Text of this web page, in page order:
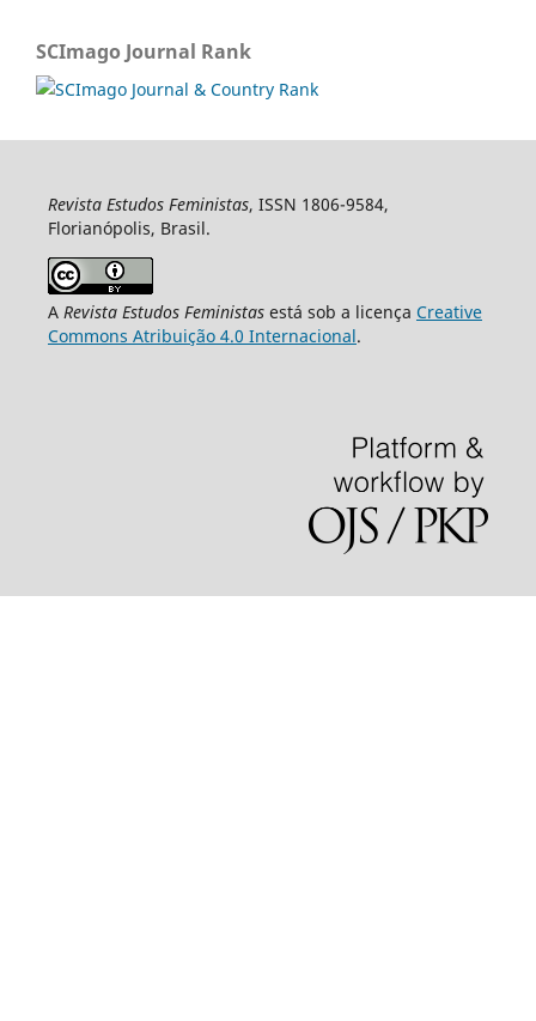
SCImago Journal Rank
Revista Estudos Feministas, ISSN 1806-9584,
Florianópolis, Brasil.
A Revista Estudos Feministasestá sob a licença Creative
Commons Atribuição 4.0 Internacional.